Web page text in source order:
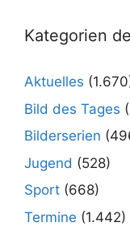
Kategorien
Aktuelles
Bild des Tages
Bilderserien
Jugend (528)
Sport (668)
Termine (1.442)